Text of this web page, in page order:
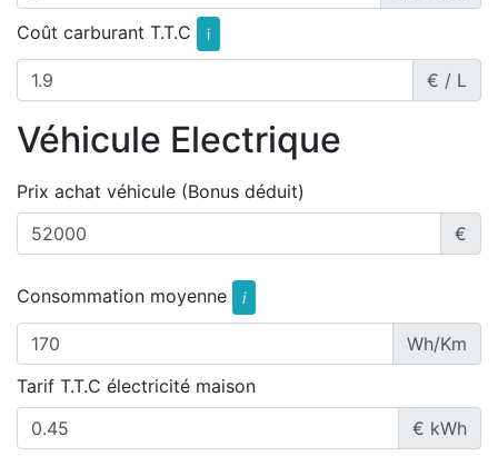
Coût carburant T.T.C
i
€ / L
Véhicule Electrique
Prix achat véhicule (Bonus déduit)
€
Consommation moyenne i
Wh/Km
Tarif T.T.C électricité maison
€ kWh